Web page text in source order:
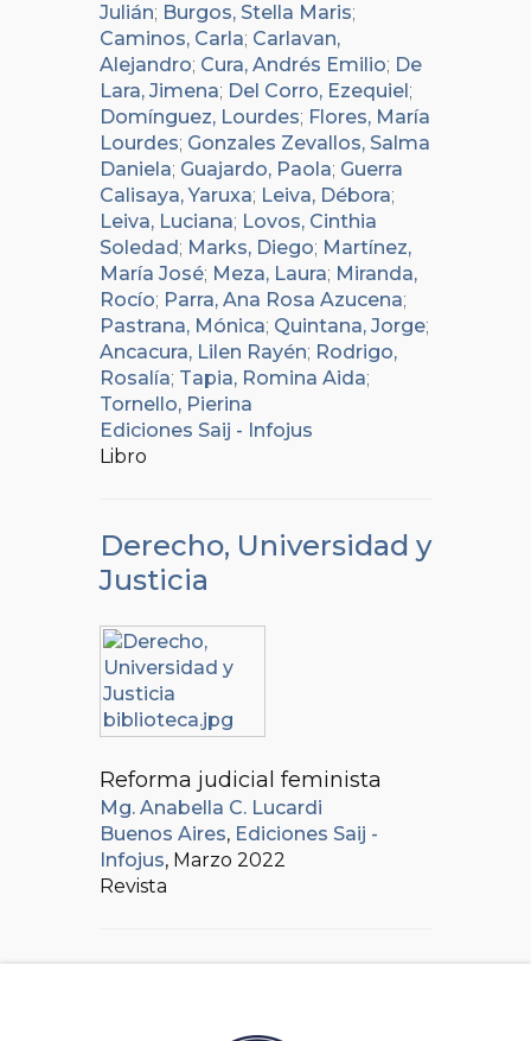
Julián; Burgos, Stella Maris;
Caminos, Carla; Carlavan,
Alejandro; Cura, Andrés Emilio; De
Lara, Jimena; Del Corro, Ezequiel ;
Domínguez, Lourdes; Flores, María
Lourdes; Gonzales Zevallos, Salma
Daniela; Guajardo, Paola; Guerra
Calisaya, Yaruxa; Leiva, Débora;
Leiva, Luciana; Lovos, Cinthia
Soledad ; Marks, Diego; Martínez,
María José; Meza, Laura; Miranda,
Rocío; Parra, Ana Rosa Azucena;
Pastrana, Mónica; Quintana, Jorge;
Ancacura, Lilen Rayén; Rodrigo,
Rosalía; Tapia, Romina Aida;
Tornello, Pierina
Ediciones Saij - Infojus
Libro
Derecho, Universidad y
Justicia
Reforma judicial feminista
Mg. Anabella C. Lucardi
Buenos Aires, Ediciones Saij -
Infojus, Marzo 2022
Revista